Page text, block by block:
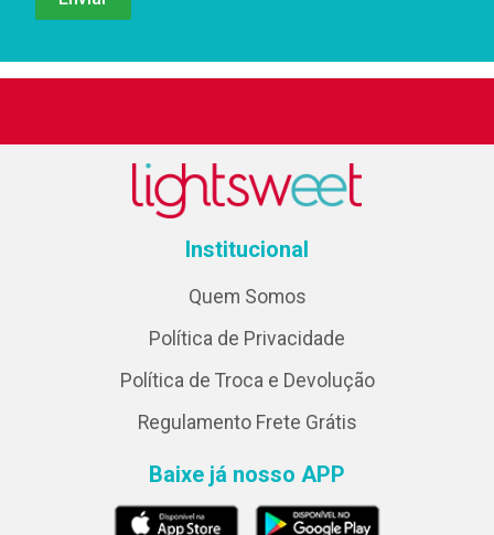
Institucional
Quem Somos
Política de Privacidade
Política de Troca e Devolução
Regulamento Frete Grátis
Baixe já nosso APP